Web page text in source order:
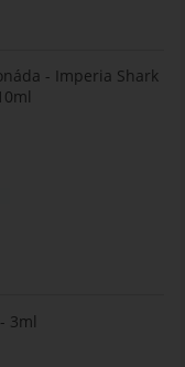
- Imperia Shark
3ml